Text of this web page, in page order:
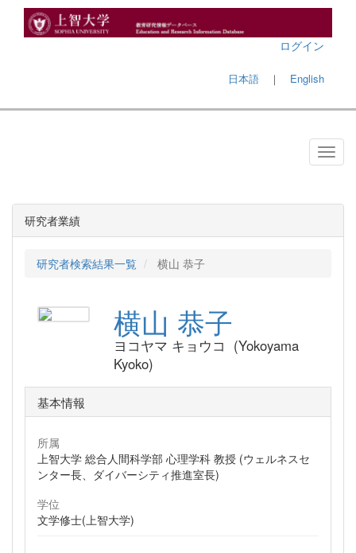
ログイン
日本語 ｜ English
研究者業績
研究者検索結果一覧 横山 恭子
横山 恭子
ヨコヤマ キョウコ (Yokoyama
Kyoko)
基本情報
所属
上智大学 総合人間科学部 心理学科 教授 (ウェルネスセ
ンター長、ダイバーシティ推進室長)
学位
文学修士(上智大学)